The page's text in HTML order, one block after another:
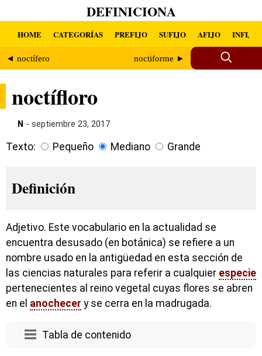
DEFINICIONA
HOME CATEGORÍAS PREFIJO SUFIJO AFIJO INFIJO
◄ noctífero noctiforme ►
noctífloro
N - septiembre 23, 2017
Texto: Pequeño Mediano Grande
Definición
Adjetivo. Este vocabulario en la actualidad se
encuentra desusado (en botánica) se refiere a un
nombre usado en la antigüedad en esta sección de
las ciencias naturales para referir a cualquier especie
pertenecientes al reino vegetal cuyas flores se abren
en el anochecer y se cerra en la madrugada.
Tabla de contenido